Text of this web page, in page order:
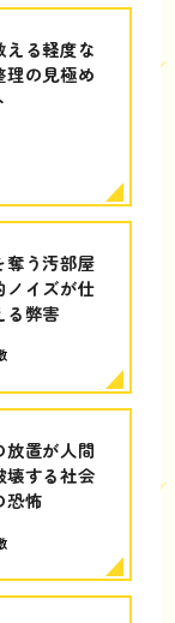
える軽度な
理の見極め
奪う汚部屋
ノイズが仕
る弊害
放置が人間
壊する社会
恐怖